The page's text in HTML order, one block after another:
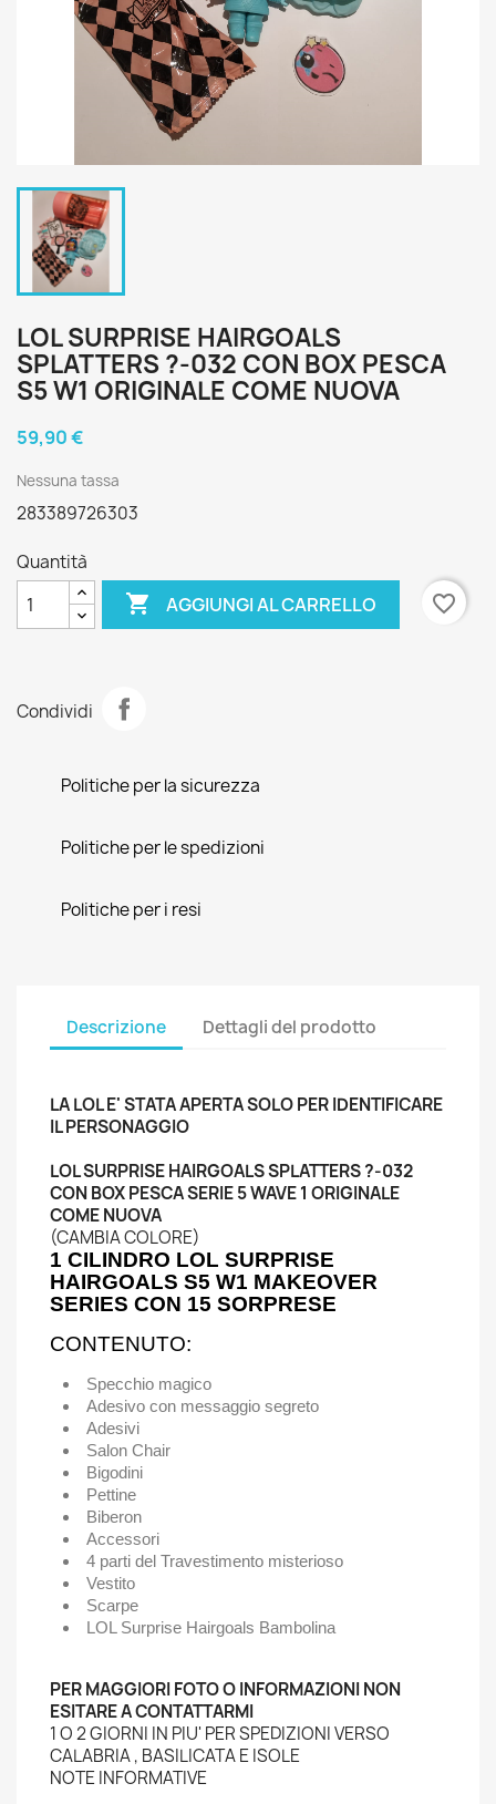
LOL SURPRISE HAIRGOALS
SPLATTERS ?-032 CON BOX PESCA
S5 W1 ORIGINALE COME NUOVA
59,90 €
Nessuna tassa
283389726303
Quantità
 AGGIUNGI AL CARRELLO favorite_border
Condividi
Politiche per la sicurezza
Politiche per le spedizioni
Politiche per i resi
Descrizione Dettagli del prodotto
LA LOL E' STATA APERTA SOLO PER IDENTIFICARE
IL PERSONAGGIO
LOL SURPRISE HAIRGOALS SPLATTERS ?-032
CON BOX PESCA SERIE 5 WAVE 1 ORIGINALE
COME NUOVA
(CAMBIA COLORE)
1 CILINDRO LOL SURPRISE
HAIRGOALS S5 W1 MAKEOVER
SERIES CON 15 SORPRESE
CONTENUTO:
Specchio magico
Adesivo con messaggio segreto
Adesivi
Salon Chair
Bigodini
Pettine
Biberon
Accessori
4 parti del Travestimento misterioso
Vestito
Scarpe
LOL Surprise Hairgoals Bambolina
PER MAGGIORI FOTO O INFORMAZIONI NON
ESITARE A CONTATTARMI
1 O 2 GIORNI IN PIU' PER SPEDIZIONI VERSO
CALABRIA , BASILICATA E ISOLE
NOTE INFORMATIVE